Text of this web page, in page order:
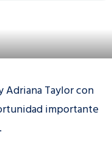
Adriana Taylor con
importante